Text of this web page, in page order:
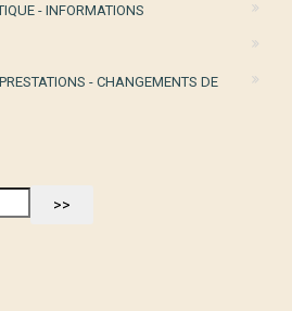
- INFORMATIONS
- CHANGEMENTS DE